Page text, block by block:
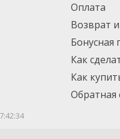
Оплата
Возврат
Бонусная
Как
Как
Обратная